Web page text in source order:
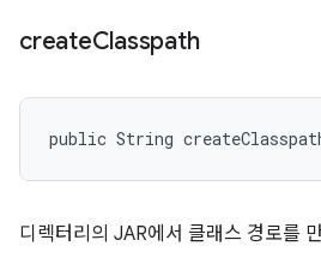
createClasspath
public String
디렉터리의 JAR에서 클래스 경로를